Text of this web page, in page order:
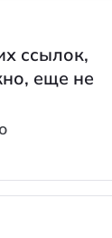
ссылок,
еще не